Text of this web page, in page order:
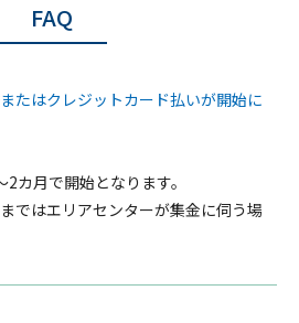
FAQ
たはクレジットカード払いが開始に
カ月で開始となります。
ではエリアセンターが集金に伺う場